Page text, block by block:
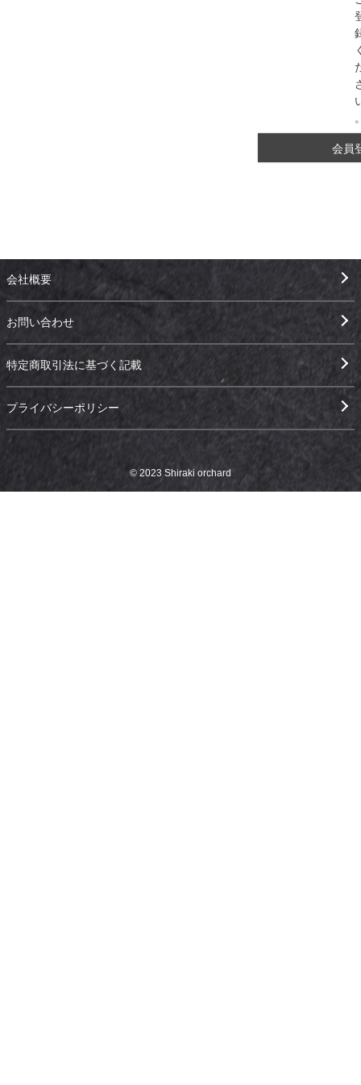
会員
会社概要
お問い合わせ
特定商取引法に基づく記載
プライバシーポリシー
© 2023 Shiraki orchard